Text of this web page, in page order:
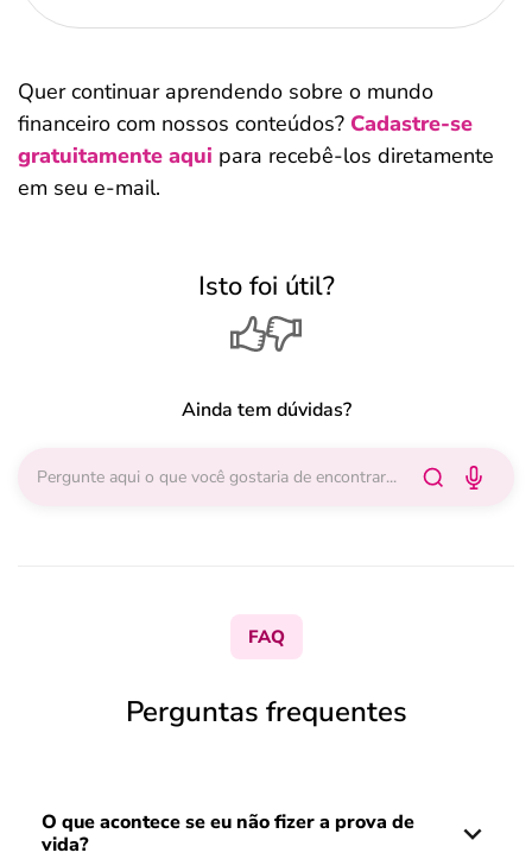
Quer continuar aprendendo sobre o mundo
financeiro com nossos conteúdos? Cadastre-se
gratuitamente aqui para recebê-los diretamente
em seu e-mail.
Isto foi útil?
Ainda tem dúvidas?
FAQ
Perguntas frequentes
O que acontece se eu não fizer a prova de
vida?